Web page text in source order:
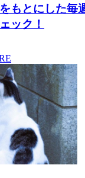
もとにした毎
ック！